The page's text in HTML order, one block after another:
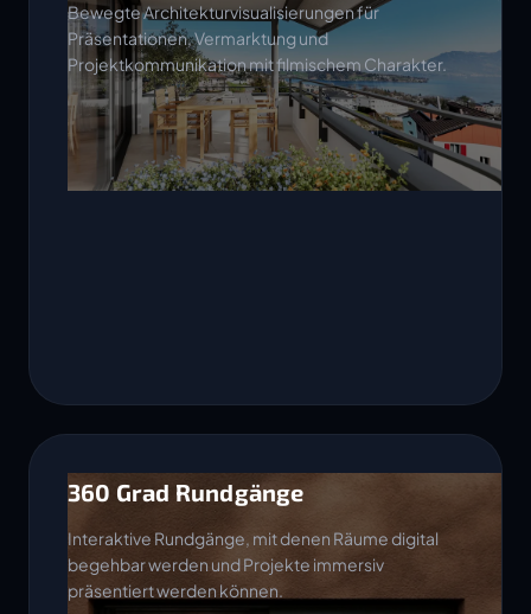
Bewegte Architekturvisualisierungen für
Präsentationen, Vermarktung und
Projektkommunikation mit filmischem Charakter.
360 Grad Rundgänge
Interaktive Rundgänge, mit denen Räume digital
begehbar werden und Projekte immersiv
präsentiert werden können.